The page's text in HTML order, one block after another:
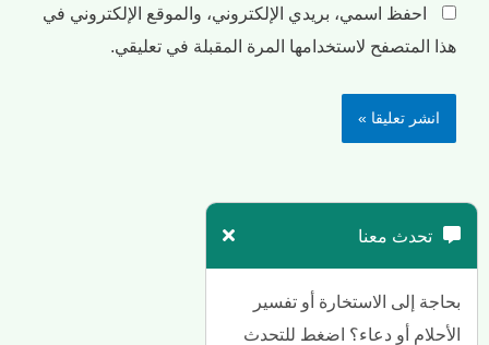
احفظ اسمي، بريدي الإلكتروني، والموقع الإلكتروني في
هذا المتصفح لاستخدامها المرة المقبلة في تعليقي.
تحدث معنا
بحاجة إلى الاستخارة أو تفسير
الأحلام أو دعاء؟ اضغط للتحدث